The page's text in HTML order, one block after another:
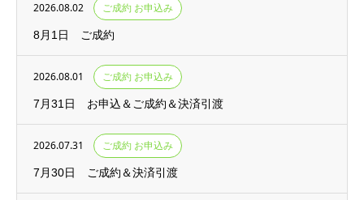
2026.08.02 ご成約 お申込み
8月1日 ご成約
2026.08.01 ご成約 お申込み
7月31日 お申込＆ご成約＆決済引渡
2026.07.31 ご成約 お申込み
7月30日 ご成約＆決済引渡